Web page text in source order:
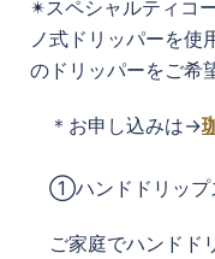
✴︎スペシャルティコ
ノ式ドリッパーを使
のドリッパーをご希
＊お申し込みは→
①ハンドドリップ
ご家庭でハンドド